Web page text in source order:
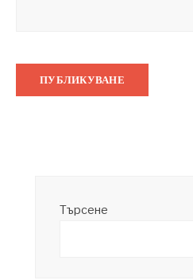
Търсене